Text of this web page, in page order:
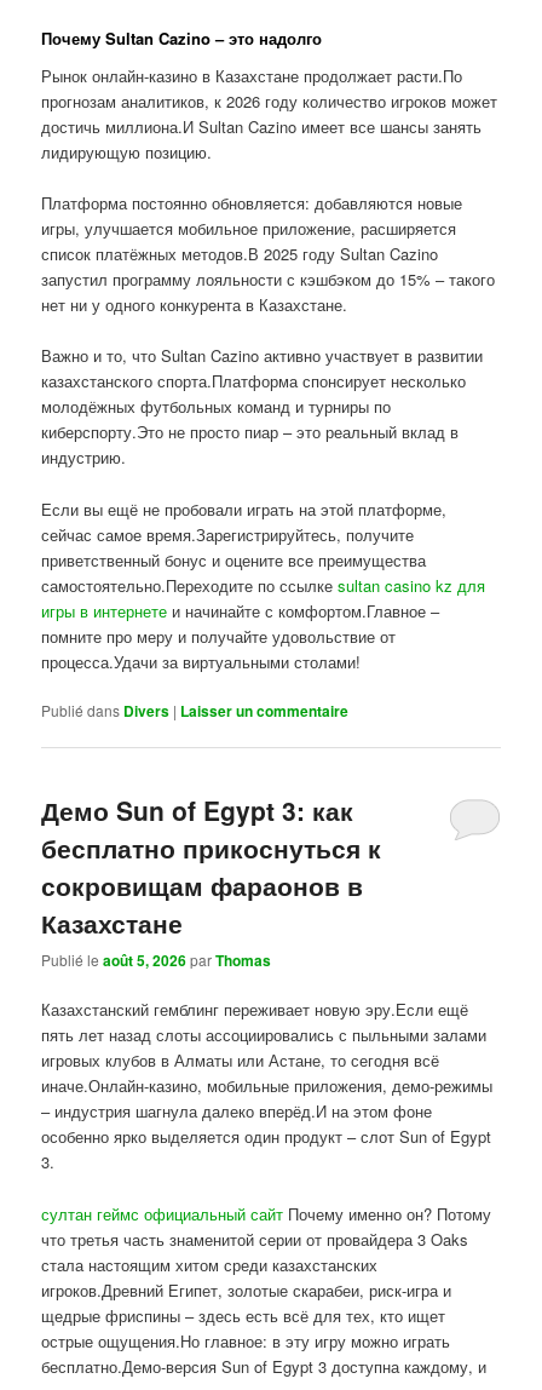
Почему Sultan Cazino – это надолго
Рынок онлайн-казино в Казахстане продолжает расти.По
прогнозам аналитиков, к 2026 году количество игроков может
достичь миллиона.И Sultan Cazino имеет все шансы занять
лидирующую позицию.
Платформа постоянно обновляется: добавляются новые
игры, улучшается мобильное приложение, расширяется
список платёжных методов.В 2025 году Sultan Cazino
запустил программу лояльности с кэшбэком до 15% – такого
нет ни у одного конкурента в Казахстане.
Важно и то, что Sultan Cazino активно участвует в развитии
казахстанского спорта.Платформа спонсирует несколько
молодёжных футбольных команд и турниры по
киберспорту.Это не просто пиар – это реальный вклад в
индустрию.
Если вы ещё не пробовали играть на этой платформе,
сейчас самое время.Зарегистрируйтесь, получите
приветственный бонус и оцените все преимущества
самостоятельно.Переходите по ссылкеsultan casino kz для
игры в интернете и начинайте с комфортом.Главное –
помните про меру и получайте удовольствие от
процесса.Удачи за виртуальными столами!
Publié dans Divers | Laisser un commentaire
Демо Sun of Egypt 3: как
бесплатно прикоснуться к
сокровищам фараонов в
Казахстане
Publié leaoût 5, 2026parThomas
Казахстанский гемблинг переживает новую эру.Если ещё
пять лет назад слоты ассоциировались с пыльными залами
игровых клубов в Алматы или Астане, то сегодня всё
иначе.Онлайн-казино, мобильные приложения, демо-режимы
– индустрия шагнула далеко вперёд.И на этом фоне
особенно ярко выделяется один продукт – слот Sun of Egypt
3.
султан геймс официальный сайт Почему именно он? Потому
что третья часть знаменитой серии от провайдера 3 Oaks
стала настоящим хитом среди казахстанских
игроков.Древний Египет, золотые скарабеи, риск-игра и
щедрые фриспины – здесь есть всё для тех, кто ищет
острые ощущения.Но главное: в эту игру можно играть
бесплатно.Демо-версия Sun of Egypt 3 доступна каждому, и